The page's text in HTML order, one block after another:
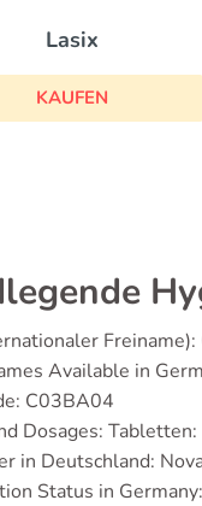
Available in
C03BA04
Dosages:
in Deutschland:
Status in